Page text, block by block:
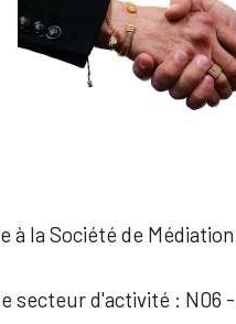
la Société de
secteur d'activité : N06